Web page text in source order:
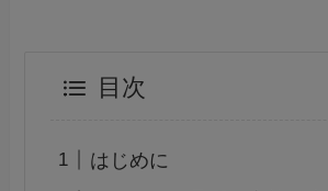
目次
はじめに